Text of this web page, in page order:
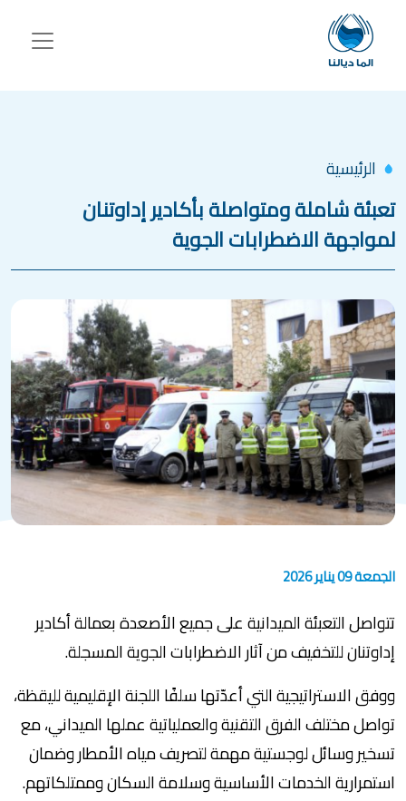
تجاوز إلى المحتوى الرئيسي
الرئيسية
تعبئة شاملة ومتواصلة بأكادير إداوتنان
لمواجهة الاضطرابات الجوية
الجمعة 09 يناير 2026
تتواصل التعبئة الميدانية على جميع الأصعدة بعمالة أكادير
إداوتنان للتخفيف من آثار الاضطرابات الجوية المسجلة.
ووفق الاستراتيجية التي أعدّتها سلفًا اللجنة الإقليمية لليقظة،
تواصل مختلف الفرق التقنية والعملياتية عملها الميداني، مع
تسخير وسائل لوجستية مهمة لتصريف مياه الأمطار وضمان
استمرارية الخدمات الأساسية وسلامة السكان وممتلكاتهم.